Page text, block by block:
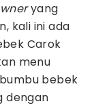
yang
kali ini ada
Carok
menu
bebek
dengan